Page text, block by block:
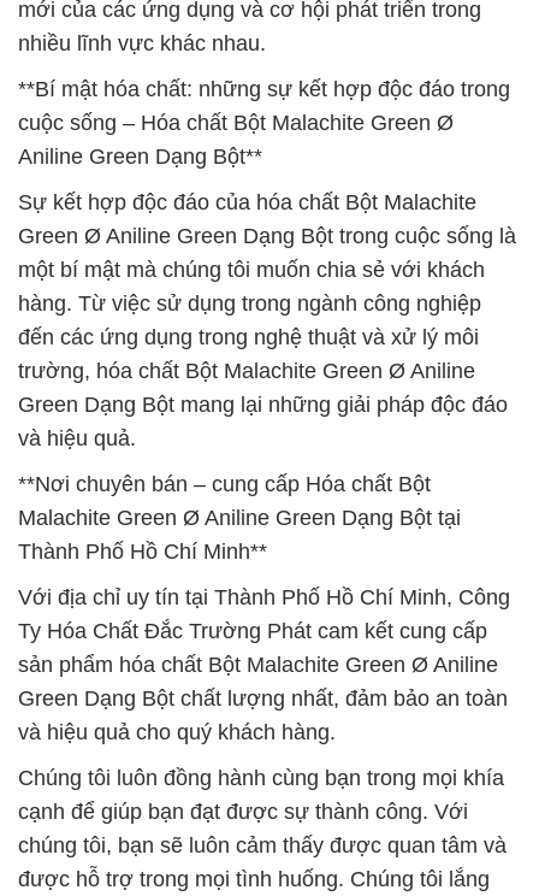
mới của các ứng dụng và cơ hội phát triển trong
nhiều lĩnh vực khác nhau.
**Bí mật hóa chất: những sự kết hợp độc đáo trong
cuộc sống – Hóa chất Bột Malachite Green Ø
Aniline Green Dạng Bột**
Sự kết hợp độc đáo của hóa chất Bột Malachite
Green Ø Aniline Green Dạng Bột trong cuộc sống là
một bí mật mà chúng tôi muốn chia sẻ với khách
hàng. Từ việc sử dụng trong ngành công nghiệp
đến các ứng dụng trong nghệ thuật và xử lý môi
trường, hóa chất Bột Malachite Green Ø Aniline
Green Dạng Bột mang lại những giải pháp độc đáo
và hiệu quả.
**Nơi chuyên bán – cung cấp Hóa chất Bột
Malachite Green Ø Aniline Green Dạng Bột tại
Thành Phố Hồ Chí Minh**
Với địa chỉ uy tín tại Thành Phố Hồ Chí Minh, Công
Ty Hóa Chất Đắc Trường Phát cam kết cung cấp
sản phẩm hóa chất Bột Malachite Green Ø Aniline
Green Dạng Bột chất lượng nhất, đảm bảo an toàn
và hiệu quả cho quý khách hàng.
Chúng tôi luôn đồng hành cùng bạn trong mọi khía
cạnh để giúp bạn đạt được sự thành công. Với
chúng tôi, bạn sẽ luôn cảm thấy được quan tâm và
được hỗ trợ trong mọi tình huống. Chúng tôi lắng